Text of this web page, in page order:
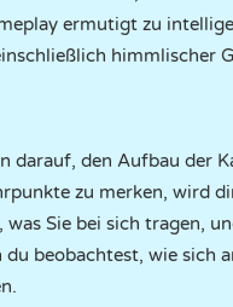
ermutigt zu
himmlischer
darauf, den Aufbau der
zu merken, wird
Sie bei sich tragen,
beobachtest, wie sich